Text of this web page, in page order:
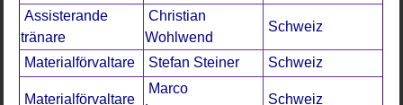
Assisterande
tränare
Christian
Wohlwend
Schweiz
Materialförvaltare Stefan Steiner Schweiz
Materialförvaltare
Marco
Schweiz